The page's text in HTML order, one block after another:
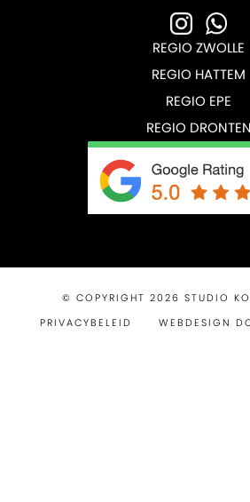
REGIO ZWOLLE
REGIO HATTEM
REGIO EPE
REGIO DRONTEN
© COPYRIGHT 2026 STUDIO
PRIVACYBELEID
WEBDESIGN